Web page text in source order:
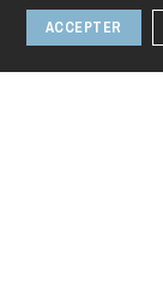
ACCEPTER
Strasbourg ·